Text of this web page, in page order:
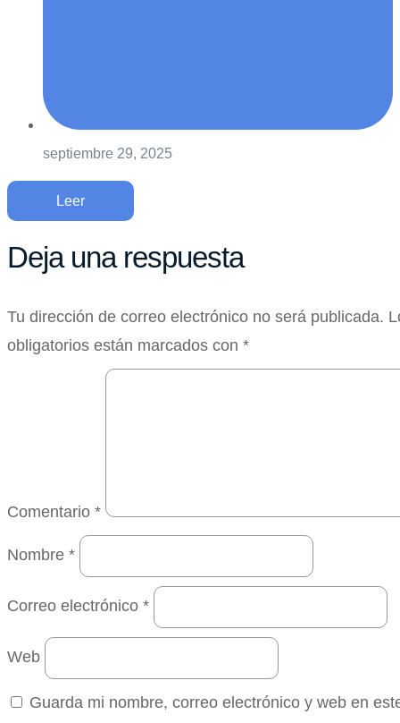
septiembre 29, 2025
Leer
Deja una respuesta
Tu dirección de correo electrónico no será publicada.
obligatorios están marcados con *
Comentario *
Nombre *
Correo electrónico *
Web
Guarda mi nombre, correo electrónico y web en